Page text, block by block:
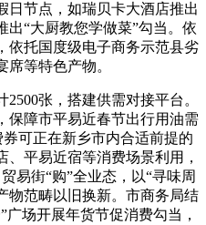
节点，如瑞贝卡大酒店推出
出“大厨教您学做菜”勾当。依
依托国度级电子商务示范县劣
等特色产物。
张，搭建供需对接平台。
保障市平易近春节出行用油需
可正在新乡市内合适前提的
平易近宿等消费场景利用，
易街“购”全业态，以“寻味周
物范畴以旧换新。市商务局结
场开展年货节促消费勾当，